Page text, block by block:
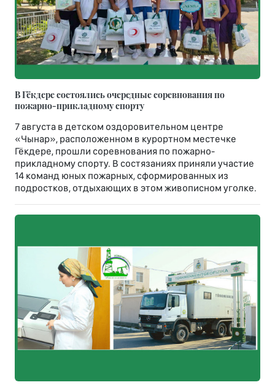
В Гёкдере состоялись очередные соревнования по
пожарно-прикладному спорту
7 августа в детском оздоровительном центре
«Чынар», расположенном в курортном местечке
Гёкдере, прошли соревнования по пожарно-
прикладному спорту. В состязаниях приняли участие
14 команд юных пожарных, сформированных из
подростков, отдыхающих в этом живописном уголке.